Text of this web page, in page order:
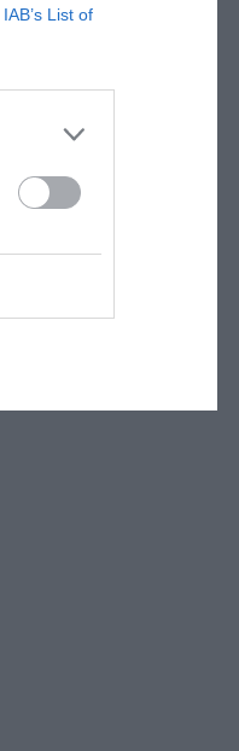
IAB’s List of